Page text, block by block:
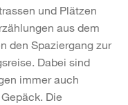
und Plätzen
aus dem
den Spaziergang zur
Dabei sind
immer auch
Die